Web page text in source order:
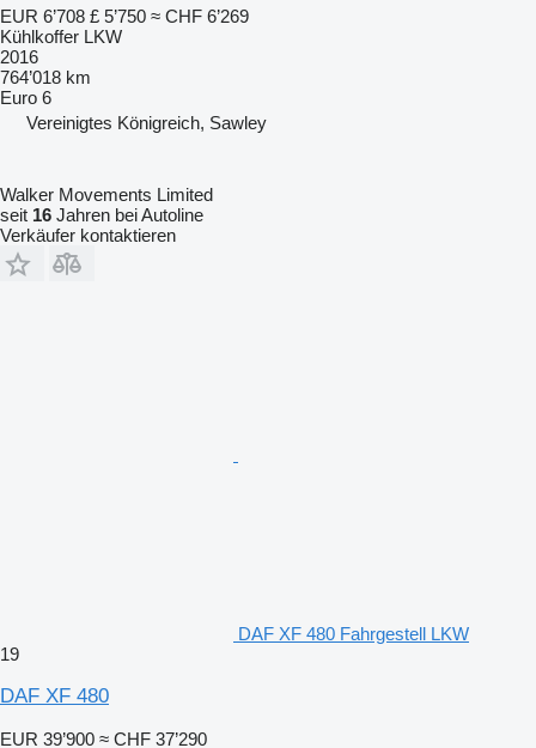
EUR 6’708 £ 5’750 ≈ CHF 6’269
Kühlkoffer LKW
2016
764’018 km
Euro 6
Vereinigtes Königreich, Sawley
Walker Movements Limited
seit 16 Jahren bei Autoline
Verkäufer kontaktieren
DAF XF 480 Fahrgestell LKW
19
DAF XF 480
EUR 39’900 ≈ CHF 37’290